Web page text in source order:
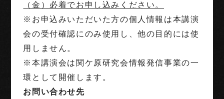
（金）必着でお申し込みください。
※お申込みいただいた方の個人情報は本講演
会の受付確認にのみ使用し、他の目的には使
用しません。
※本講演会は関ケ原研究会情報発信事業の一
環として開催します。
お問い合わせ先